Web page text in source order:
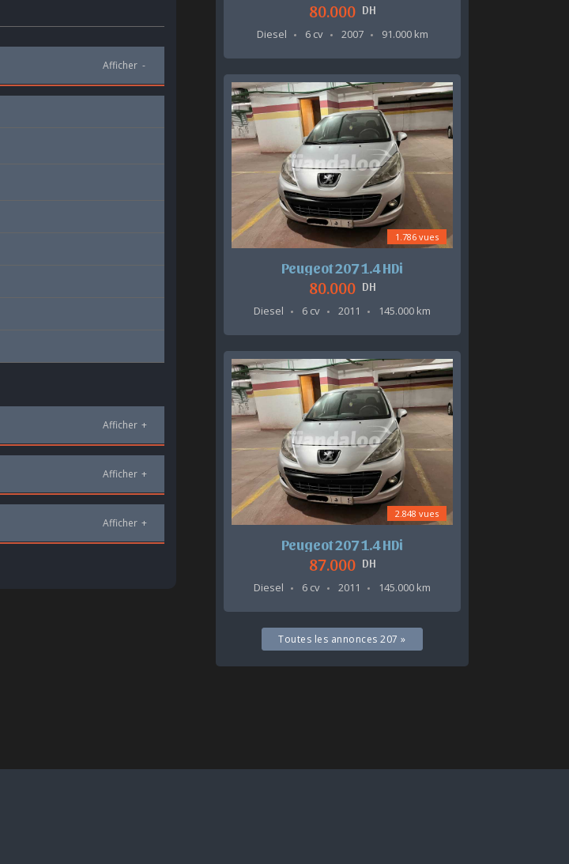
Afficher -
Afficher +
Afficher +
Afficher +
80.000 DH
Diesel
6 cv 2007 91.000 km
1.786 vues
Peugeot 207 1.4 HDi
80.000 DH
Diesel
6 cv 2011 145.000 km
2.848 vues
Peugeot 207 1.4 HDi
87.000 DH
Diesel
6 cv 2011 145.000 km
Toutes les annonces 207 »